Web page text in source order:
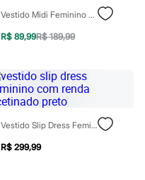
Vestido Midi Feminino De Viscose Com Recorte Paisley Preto
R$ 89,99R$ 189,99
Vestido Slip Dress Feminino Com Renda Acetinado Preto
R$ 299,99